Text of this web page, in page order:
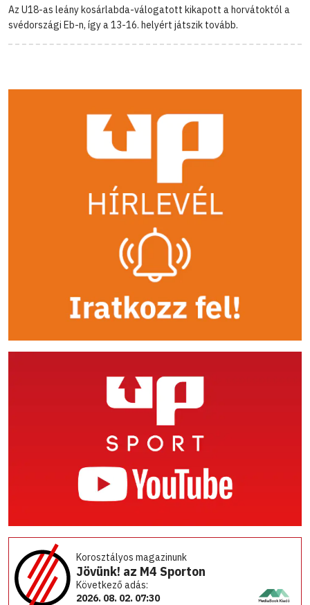
Az U18-as leány kosárlabda-válogatott kikapott a horvátoktól a
svédországi Eb-n, így a 13-16. helyért játszik tovább.
Korosztályos magazinunk
Jövünk! az M4 Sporton
Következő adás:
2026. 08. 02. 07:30